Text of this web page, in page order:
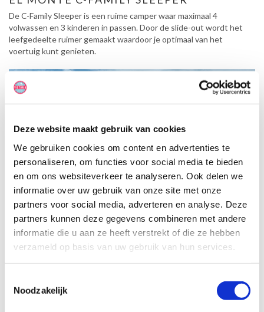
Deze website maakt gebruik van cookies
We gebruiken cookies om content en advertenties te
personaliseren, om functies voor social media te bieden
en om ons websiteverkeer te analyseren. Ook delen we
informatie over uw gebruik van onze site met onze
partners voor social media, adverteren en analyse. Deze
partners kunnen deze gegevens combineren met andere
informatie die u aan ze heeft verstrekt of die ze hebben
verzameld op basis van uw gebruik van hun services.
Noodzakelijk
De C-Family Sleeper is een ruime camper waar maximaal 4
volwassen en 3 kinderen in passen. Door de slide-out wordt het
leefgedeelte ruimer gemaakt waardoor je optimaal van het
voertuig kunt genieten.
Specificaties, tekeningen en plattegrond van de camper zijn
slechts ter illustratie. De aangegeven hoeveelheid bedden is geen